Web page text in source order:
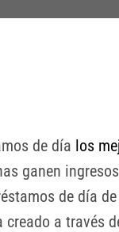
de día los
ganen
de día
a través